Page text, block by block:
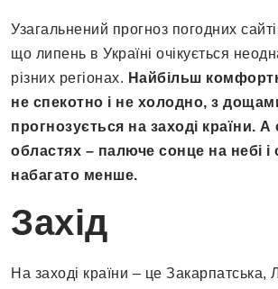
Узагальнений прогноз погодних
що липень в Україні очікується
різних регіонах. Найбільш
не спекотно і не холодно, з
прогнозується на заході країни. А
областях – палюче сонце на небі і
набагато менше.
Захід
На заході країни – це Закарпатська,